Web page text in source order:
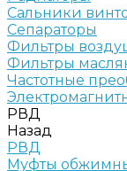
Сальники
Сепараторы
Фильтры
Фильтры
Частотные
РВД
Назад
РВД
Муфты